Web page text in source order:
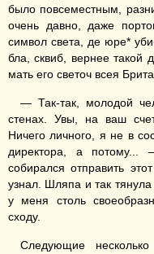
было повсеместным,
очень давно, даже
символ света, де юре*
бла, сквиб, вернее такой
мать его светоч всея
— Так-так, молодой
стенах. Увы, на ваш
Ничего личного, я не в
директора, а
собирался отправить
узнал. Шляпа и так
у меня столь
сходу.
Следующие